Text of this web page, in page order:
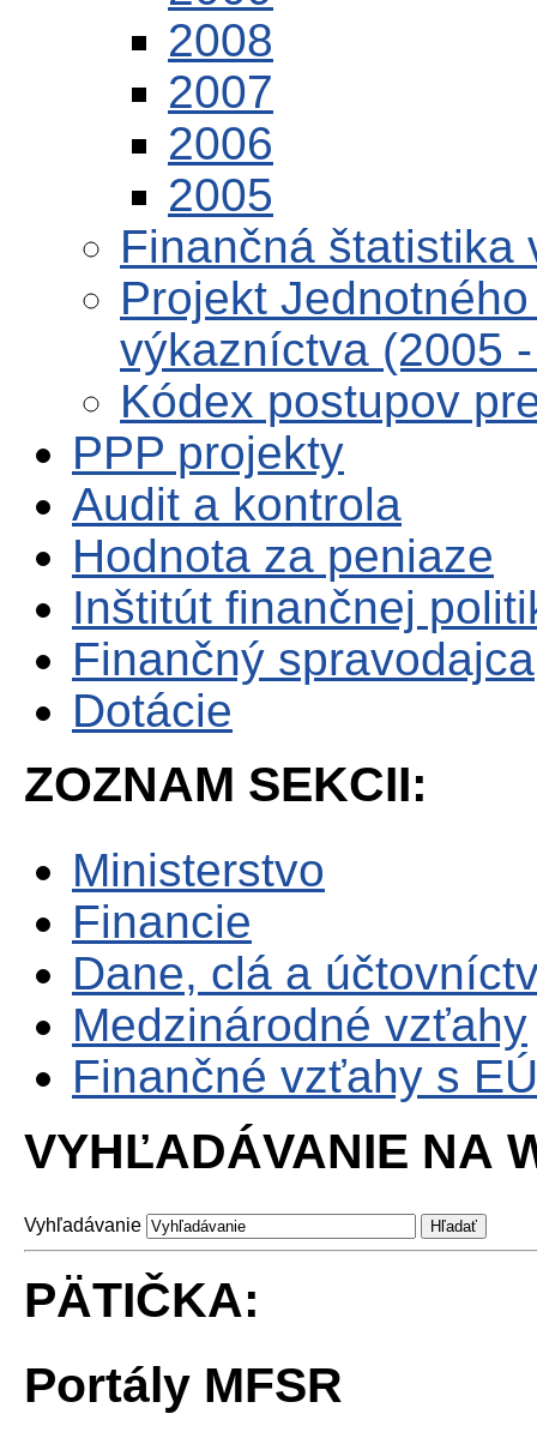
2008
2007
2006
2005
Finančná štatistika
Projekt
výkazníctva (2005
Kódex postupov
PPP projekty
Audit a kontrola
Hodnota za peniaze
Inštitút finančnej
Finančný spravodajca
Dotácie
ZOZNAM SEKCII:
Ministerstvo
Financie
Dane, clá a
Medzinárodné vzťahy
Finančné vzťahy s EÚ
VYHĽADÁVANIE NA
Vyhľadávanie
PÄTIČKA:
Portály MFSR